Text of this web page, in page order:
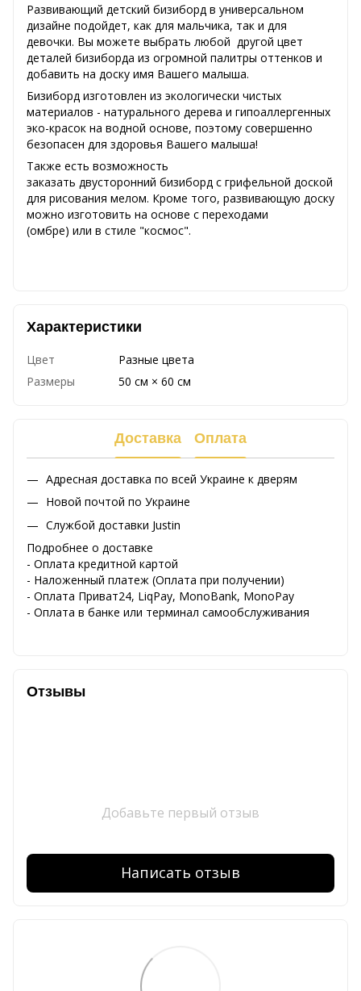
Развивающий детский бизиборд в универсальном
дизайне подойдет, как для мальчика, так и для
девочки. Вы можете выбрать любой другой цвет
деталей бизиборда из огромной палитры оттенков и
добавить на доску имя Вашего малыша.
Бизиборд изготовлен из экологически чистых
материалов - натурального дерева и гипоаллергенных
эко-красок на водной основе, поэтому совершенно
безопасен для здоровья Вашего малыша!
Также есть возможность
заказать двусторонний бизиборд с грифельной доской
для рисования мелом. Кроме того, развивающую доску
можно изготовить на основе с переходами
(омбре) или в стиле "космос".
Характеристики
Цвет
Разные цвета
Размеры
50 см × 60 см
Доставка Оплата
Адресная доставка по всей Украине к дверям
Новой почтой по Украине
Службой доставки Justin
Подробнее о доставке
- Оплата кредитной картой
- Наложенный платеж (Оплата при получении)
- Оплата Приват24, LiqPay, MonoBank, MonoPay
- Оплата в банке или терминал самообслуживания
Отзывы
Добавьте первый отзыв
Написать отзыв